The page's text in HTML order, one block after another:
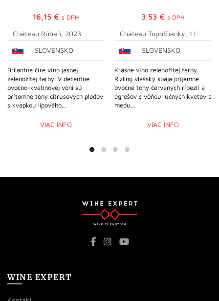
16,15 € s DPH
Château Rúbaň, 2023
SLOVENSKO
Brilantne číre víno jasnej
zelenožltej farby. V decentne
ovocno-kvetinovej vôni sú
prítomné tóny citrusových plodov
s kvapkou lipového...
VIAC INFO
3,53 € s DPH
Château Topoľčianky, 1 l
SLOVENSKO
Krásne víno zelenožltej farby.
Rizling vlašský spája príjemné
ovocné tóny červených ríbezlí a
egrešov s vôňou lúčných kvetov a
medu...
VIAC INFO
WINE EXPERT